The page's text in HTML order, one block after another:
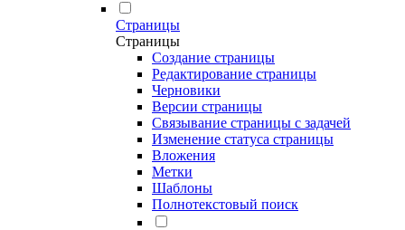
Страницы
Страницы
Создание страницы
Редактирование страницы
Черновики
Версии страницы
Связывание страницы с задачей
Изменение статуса страницы
Вложения
Метки
Шаблоны
Полнотекстовый поиск